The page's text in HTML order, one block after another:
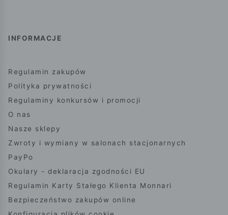
INFORMACJE
Regulamin zakupów
Polityka prywatności
Regulaminy konkursów i promocji
O nas
Nasze sklepy
Zwroty i wymiany w salonach stacjonarnych
PayPo
Okulary - deklaracja zgodności EU
Regulamin Karty Stałego Klienta Monnari
Bezpieczeństwo zakupów online